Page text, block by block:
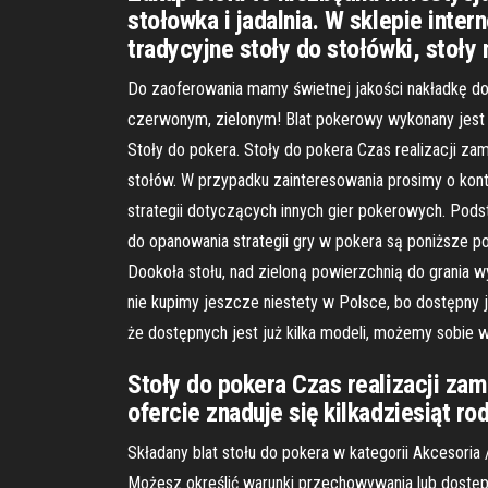
stołowka i jadalnia. W sklepie
tradycyjne stoły do stołówki,
Do zaoferowania mamy świetnej jakości nakładkę
czerwonym, zielonym! Blat pokerowy wykonany
Stoły do pokera. Stoły do pokera Czas realizacji
stołów. W przypadku zainteresowania prosimy o
strategii dotyczących innych gier pokerowych.
do opanowania strategii gry w pokera są poniższe
Dookoła stołu, nad zieloną powierzchnią do
nie kupimy jeszcze niestety w Polsce, bo dostępny
że dostępnych jest już kilka modeli, możemy sobie
Stoły do pokera Czas realizacji
ofercie znaduje się kilkadziesiąt
Składany blat stołu do pokera w kategorii
Możesz określić warunki przechowywania lub